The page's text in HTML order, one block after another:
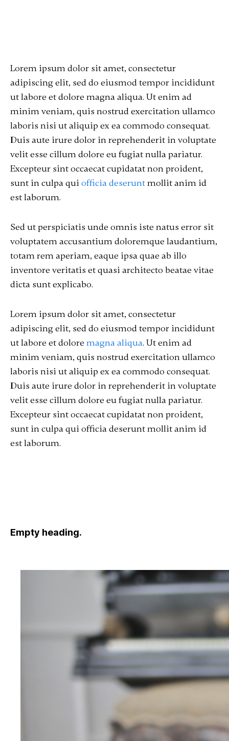
Lorem ipsum dolor sit amet, consectetur
adipiscing elit, sed do eiusmod tempor incididunt
ut labore et dolore magna aliqua. Ut enim ad
minim veniam, quis nostrud exercitation ullamco
laboris nisi ut aliquip ex ea commodo consequat.
Duis aute irure dolor in reprehenderit in voluptate
velit esse cillum dolore eu fugiat nulla pariatur.
Excepteur sint occaecat cupidatat non proident,
sunt in culpa qui officia deseruntmollit anim id
est laborum.
Sed ut perspiciatis unde omnis iste natus error sit
voluptatem accusantium doloremque laudantium,
totam rem aperiam, eaque ipsa quae ab illo
inventore veritatis et quasi architecto beatae vitae
dicta sunt explicabo.
Lorem ipsum dolor sit amet, consectetur
adipiscing elit, sed do eiusmod tempor incididunt
ut labore et dolore magna aliqua. Ut enim ad
minim veniam, quis nostrud exercitation ullamco
laboris nisi ut aliquip ex ea commodo consequat.
Duis aute irure dolor in reprehenderit in voluptate
velit esse cillum dolore eu fugiat nulla pariatur.
Excepteur sint occaecat cupidatat non proident,
sunt in culpa qui officia deserunt mollit anim id
est laborum.
Empty heading.